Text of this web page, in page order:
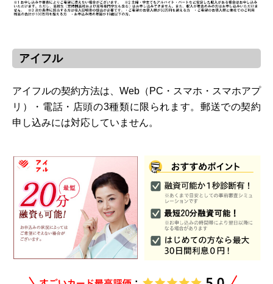
アイフル
アイフルの契約方法は、Web（PC・スマホ・スマホアプ
リ）・電話・店頭の3種類に限られます。郵送での契約
申し込みには対応していません。